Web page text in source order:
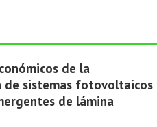
de la
sistemas fotovoltaicos
de lámina